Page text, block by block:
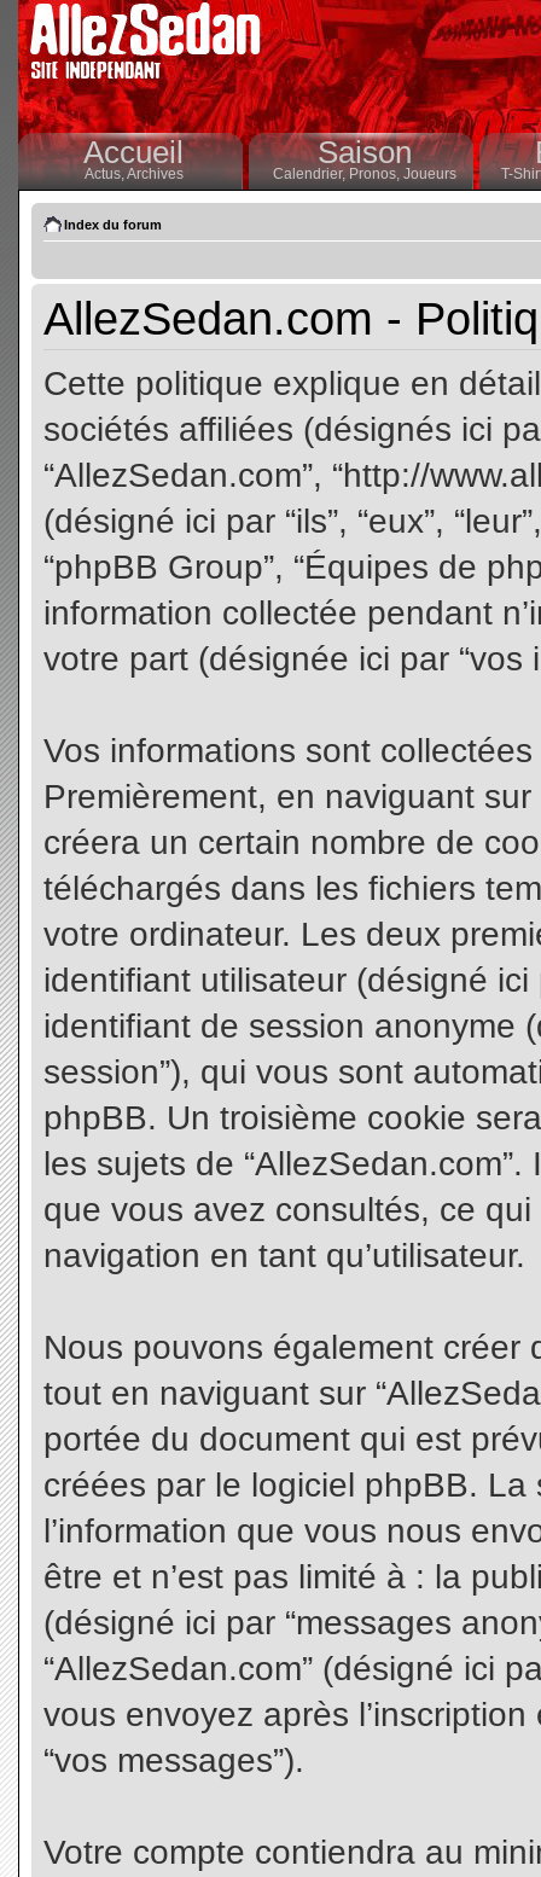
Accueil
Actus,Archives
Saison
Calendrier,Pronos, Joueurs T-
Index du forum
AllezSedan.com -
Cette politique explique en
sociétés affiliées (désignés ici
“AllezSedan.com”, “http://
(désigné ici par “ils”, “eux”,
“phpBB Group”, “Équipes de
information collectée pendant
votre part (désignée ici par “vos
Vos informations sont
Premièrement, en naviguant
créera un certain nombre de
téléchargés dans les fichiers
votre ordinateur. Les deux
identifiant utilisateur (désigné ici
identifiant de session anonyme
session”), qui vous sont
phpBB. Un troisième cookie
les sujets de
que vous avez consultés, ce
navigation en tant qu’utilisateur.
Nous pouvons également créer
tout en naviguant sur
portée du document qui est
créées par le logiciel phpBB.
l’information que vous nous
être et n’est pas limité à : la
(désigné ici par “messages
“AllezSedan.com” (désigné ici
vous envoyez après
“vos messages”).
Votre compte contiendra au